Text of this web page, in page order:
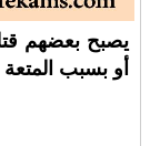
يصبح بعضهم
أو بسبب